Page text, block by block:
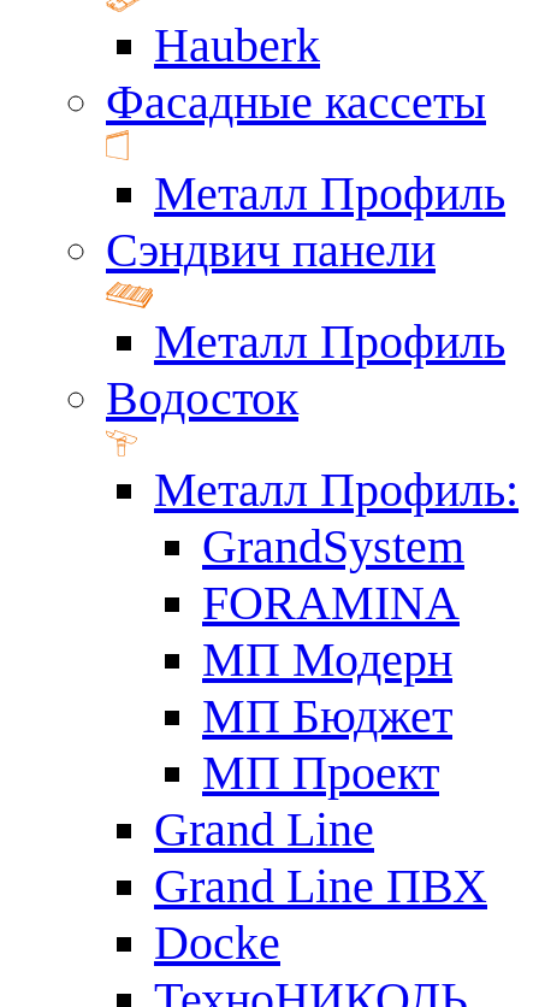
Hauberk
Фасадные кассеты
Металл Профиль
Сэндвич панели
Металл Профиль
Водосток
Металл Профиль:
GrandSystem
FORAMINA
МП Модерн
МП Бюджет
МП Проект
Grand Line
Grand Line ПВХ
Docke